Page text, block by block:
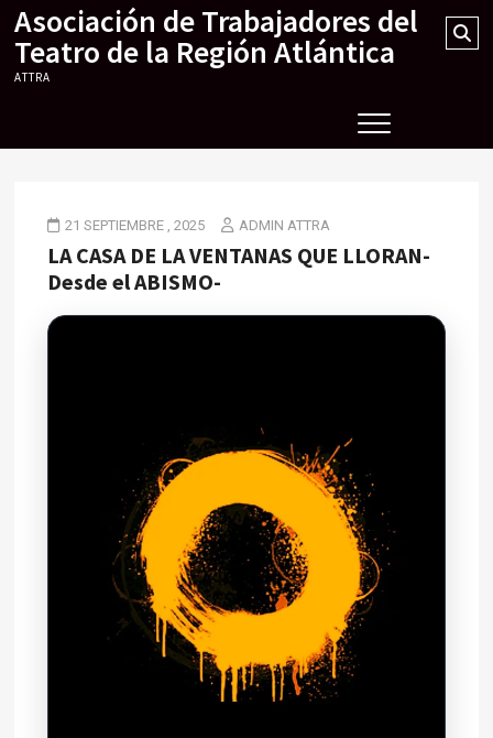
Skip
content
Asociación de Trabajadores del
Teatro de la Región Atlántica
ATTRA
21 SEPTIEMBRE , 2025 ADMIN ATTRA
LA CASA DE LA VENTANAS QUE LLORAN-
Desde el ABISMO-